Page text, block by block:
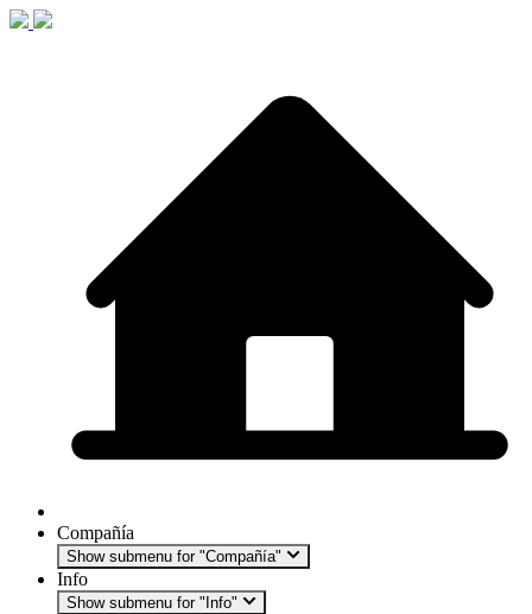
Compañía
Show submenu for "Compañía"
Info
Show submenu for "Info"